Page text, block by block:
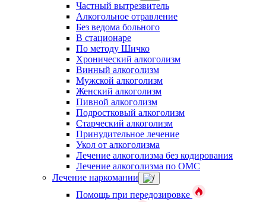
Частный вытрезвитель
Алкогольное отравление
Без ведома больного
В стационаре
По методу Шичко
Хронический алкоголизм
Винный алкоголизм
Мужской алкоголизм
Женский алкоголизм
Пивной алкоголизм
Подростковый алкоголизм
Старческий алкоголизм
Принудительное лечение
Укол от алкоголизма
Лечение алкоголизма без кодирования
Лечение алкоголизма по ОМС
Лечение наркомании
Помощь при передозировке